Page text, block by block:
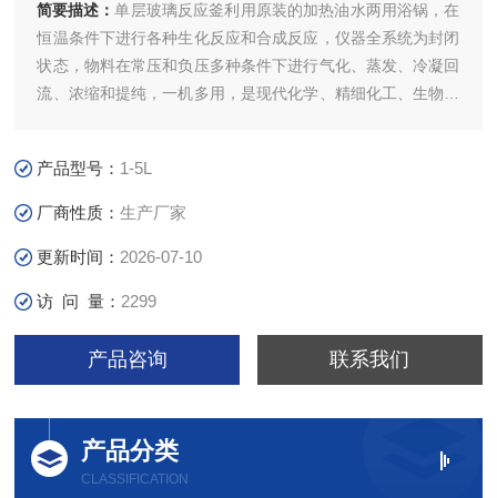
简要描述：单层玻璃反应釜利用原装的加热油水两用浴锅，在
恒温条件下进行各种生化反应和合成反应，仪器全系统为封闭
状态，物料在常压和负压多种条件下进行气化、蒸发、冷凝回
流、浓缩和提纯，一机多用，是现代化学、精细化工、生物制
产品型号： 1-5L
厂商性质：生产厂家
更新时间： 2026-07-10
访 问 量： 2299
产品咨询 联系我们
产品分类
CLASSIFICATION